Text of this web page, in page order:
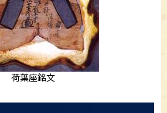
荷葉座銘文